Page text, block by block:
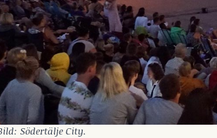
Södertälje City.